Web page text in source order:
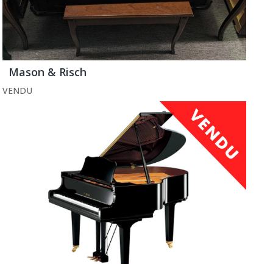
Mason & Risch
VENDU